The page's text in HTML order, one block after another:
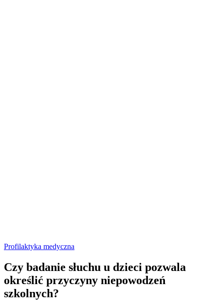
Profilaktyka medyczna
Czy badanie słuchu u dzieci pozwala
określić przyczyny niepowodzeń
szkolnych?